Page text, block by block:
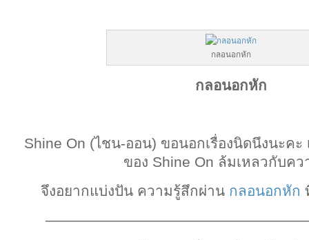
กลอนอกหัก
กลอนอกหัก
Shine On (ไชน-ออน) ขอนอกเรื่องนิดนึงนะคะ
ของ Shine On ล้มเหลวกับคว
จึงอยากแบ่งปัน ความรู้สึกผ่าน กลอนอกหัก